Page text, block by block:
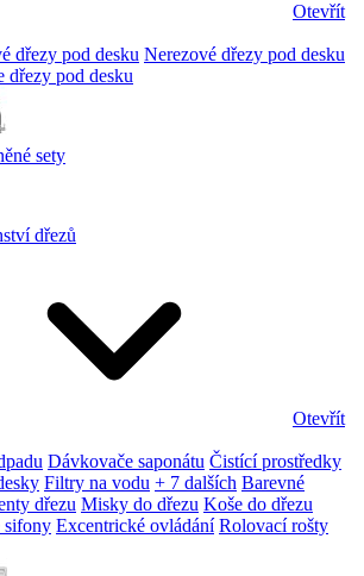
Otevřít
dřezy pod desku Nerezové dřezy pod desku
dřezy pod desku
sety
dřezů
Otevřít
Dávkovače saponátu Čistící prostředky
Filtry na vodu + 7 dalších Barevné
dřezu Misky do dřezu Koše do dřezu
sifony Excentrické ovládání Rolovací rošty